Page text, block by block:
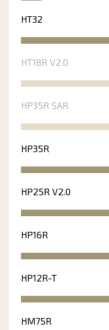
HT32
HT18R V2.0
HP35R SAR
HP35R
HP25R V2.0
HP16R
HP12R-T
HM75R